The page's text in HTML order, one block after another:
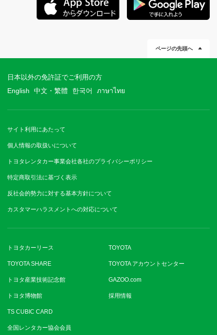
ページの先頭へ
日本以外の免許証でご利用の方
English
中文・繁體 한국어 ภาษาไทย
サイト利用にあたって
個人情報の取扱いについて
トヨタレンタカー事業会社各社のプライバシーポリシー
特定商取引法に基づく表示
反社会的勢力に対する基本方針について
カスタマーハラスメントへの対応について
トヨタカーリース TOYOTA
TOYOTA SHARE TOYOTA アカウントセンター
トヨタ産業技術記念館 GAZOO.com
トヨタ博物館 採用情報
TS CUBIC CARD
全国レンタカー協会会員